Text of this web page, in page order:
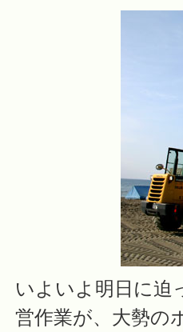
いよいよ明日に迫
営作業が、大勢の